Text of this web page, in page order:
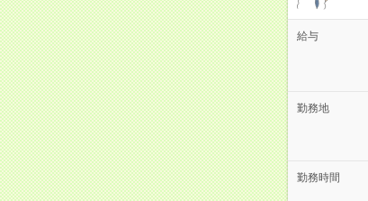
給与
勤務地
勤務時間